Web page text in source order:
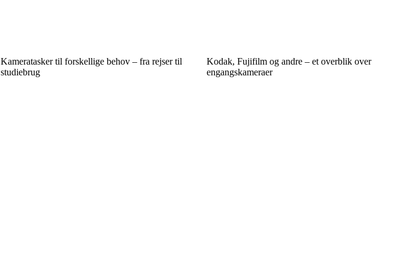
Kameratasker til forskellige behov – fra rejser til
studiebrug
Kodak, Fujifilm og andre – et overblik over
engangskameraer